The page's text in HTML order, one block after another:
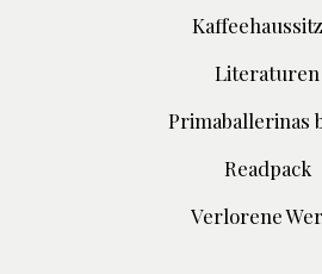
Literaturen
Primaballerinas
Readpack
Verlorene